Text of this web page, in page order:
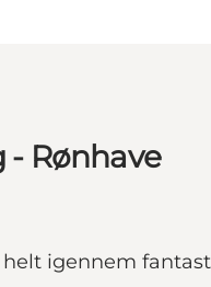
- Rønhave
helt igennem